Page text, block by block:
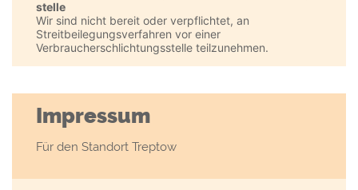
stelle
Wir sind nicht bereit oder verpflichtet, an
Streitbeilegungsverfahren vor einer
Verbraucherschlichtungsstelle teilzunehmen.
Impressum
Für den Standort Treptow